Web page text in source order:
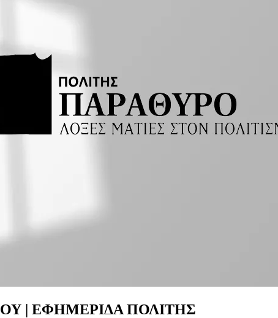
| ΕΦΗΜΕΡΙΔΑ ΠΟΛΙΤΗΣ